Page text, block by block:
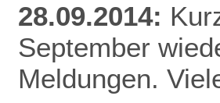
28.09.2014:
September
Meldungen.